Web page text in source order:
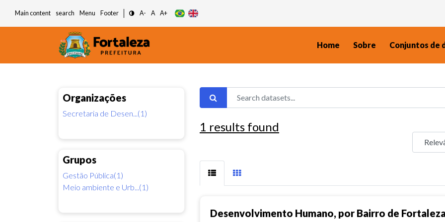
Main content search Menu Footer A- A A+
Home Sobre Conjuntos de
Organizações
Secretaria de Desen...(1)
Grupos
Gestão Pública(1)
Meio ambiente e Urb...(1)
1 results found
Desenvolvimento Humano, por Bairro de